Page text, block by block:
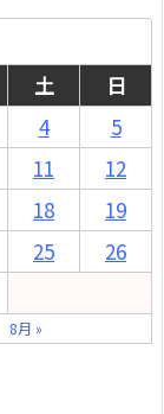
土
日
4
5
11
12
18
19
25
26
8月 »